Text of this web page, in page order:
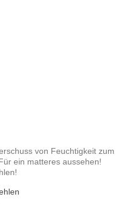
von Feuchtigkeit zum
ein matteres aussehen!